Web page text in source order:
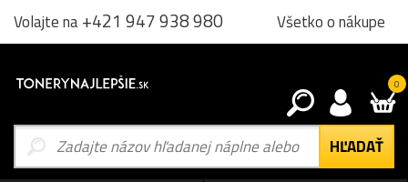
Volajte na+421 947 938 980 Všetko o nákupe
0